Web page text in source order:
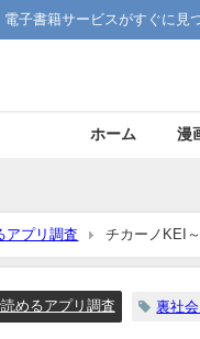
子書籍サービスがすぐに見
ホーム 漫
アプリ調査 チカーノKEI
めるアプリ調査 裏社